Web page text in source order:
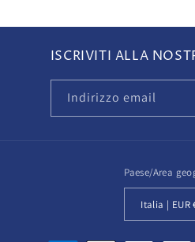
ISCRIVITI ALLA
Indirizzo email
Paese/Area